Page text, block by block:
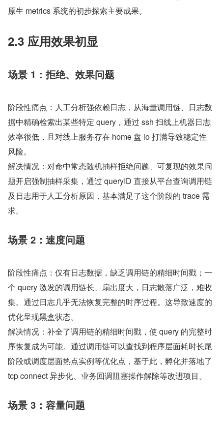
原生 metrics 系统的初步探索主要成果。
2.3 应用效果初显
场景 1：拒绝、效果问题
阶段性痛点：人工分析强依赖日志，从海量调用链、日志数
据中精确检索出某些特定 query，通过 ssh 扫线上机器日志
效率很低，且对线上服务存在 home 盘 io 打满导致稳定性
风险。
解决情况：对命中常态随机抽样拒绝问题、可复现的效果问
题开启强制抽样采集，通过 queryID 直接从平台查询调用链
及日志用于人工分析原因，基本满足了这个阶段的 trace 需
求。
场景 2：速度问题
阶段性痛点：仅有日志数据，缺乏调用链的精细时间戳；一
个 query 激发的调用链长、扇出度大，日志散落广泛，难收
集。通过日志几乎无法恢复完整的时序过程。这导致速度的
优化呈现黑盒状态。
解决情况：补全了调用链的精细时间戳，使 query 的完整时
序恢复成为可能。通过调用链可以查找到程序层面耗时长尾
阶段或调度层面热点实例等优化点，基于此，孵化并落地了
tcp connect 异步化、业务回调阻塞操作解除等改进项目。
场景 3：容量问题